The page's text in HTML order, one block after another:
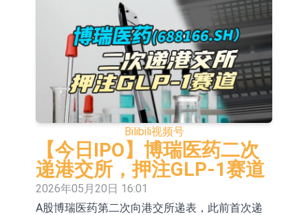
港股通标的证券名单
和光智成完成天使轮数千万融资
10年期港元特区政府机构债券将于
2026年8月12日透过重开进行投标
5年期港元特区政府机构债券将于
2026年8月12日透过重开进行投标
1年期港元隔夜平均指数挂钩债券将
于2026年8月12日进行投标
香港证监会就中国糖果前高管的失当
行为取得13年取消资格令
【异动股】港股跌幅榜前十，融信中
国(03301.HK)跌38.98%，德信服务集
团(02215.HK)跌35.71%
【异动股】港股涨幅榜前十，生物系
统工程股权(02902.HK)涨+218.75%，
地纬智能：暂未开展对外的语料商业
Bilibili视频号
【今日IPO】博瑞医药二次
递港交所，押注GLP-1赛道
2026年05月20日 16:01
A股博瑞医药第二次向港交所递表，此前首次递